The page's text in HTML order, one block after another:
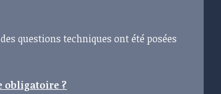
questions techniques ont été posées
obligatoire ?